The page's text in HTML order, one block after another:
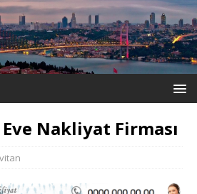
Nakliyat Firması